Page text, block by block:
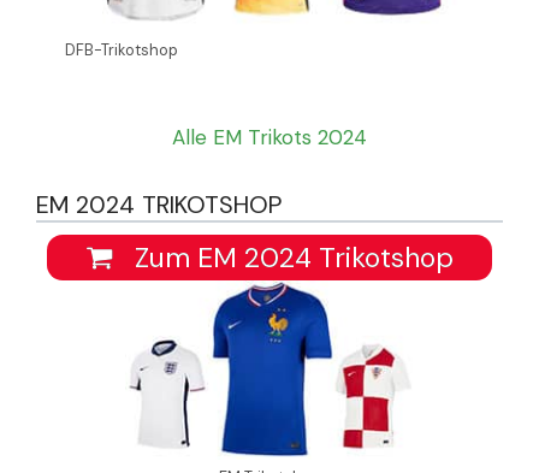
DFB-Trikotshop
Alle EM Trikots 2024
EM 2024 TRIKOTSHOP
Zum EM 2024 Trikotshop